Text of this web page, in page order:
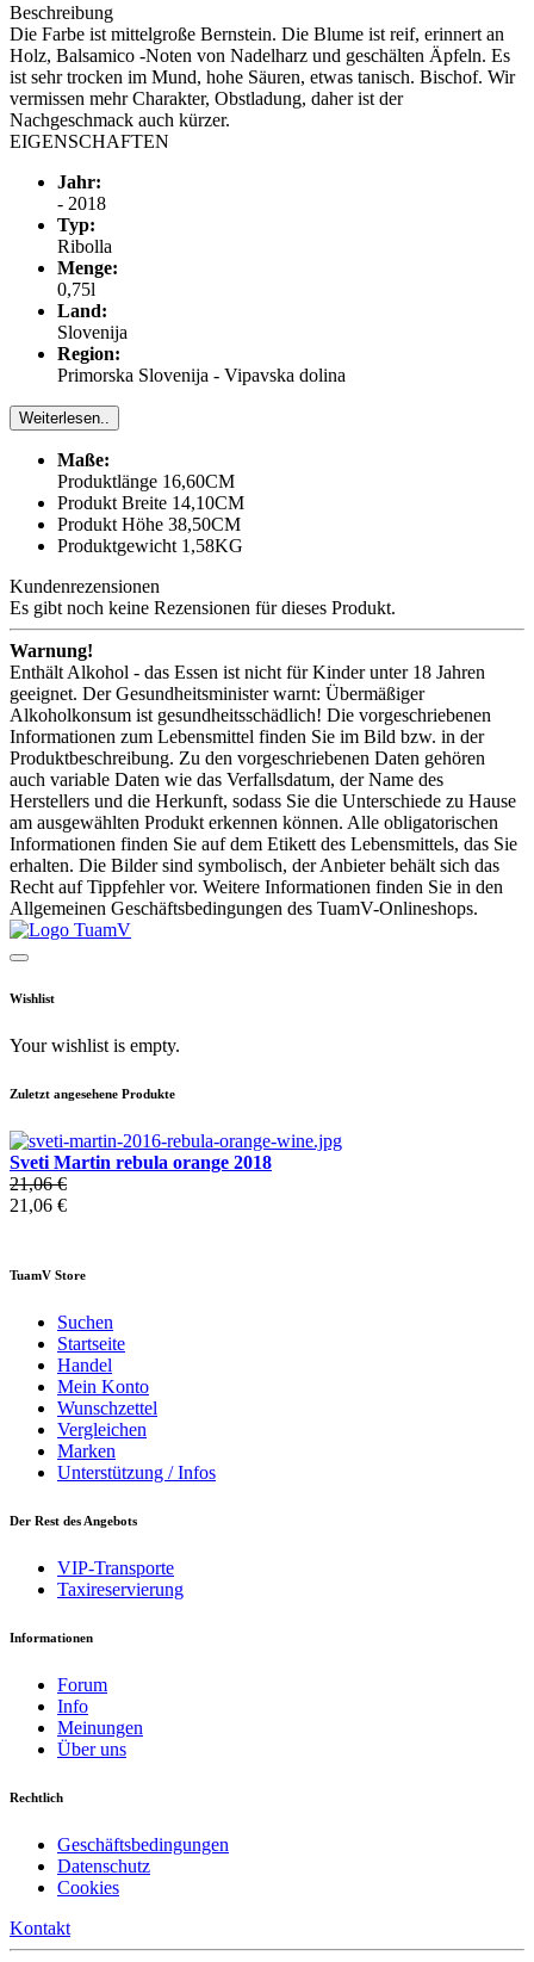
Beschreibung
Die Farbe ist mittelgroße Bernstein. Die Blume ist reif, erinnert an
Holz, Balsamico -Noten von Nadelharz und geschälten Äpfeln. Es
ist sehr trocken im Mund, hohe Säuren, etwas tanisch. Bischof. Wir
vermissen mehr Charakter, Obstladung, daher ist der
Nachgeschmack auch kürzer.
EIGENSCHAFTEN
Jahr:
- 2018
Typ:
Ribolla
Menge:
0,75l
Land:
Slovenija
Region:
Primorska Slovenija - Vipavska dolina
Weiterlesen..
Maße:
Produktlänge 16,60CM
Produkt Breite 14,10CM
Produkt Höhe 38,50CM
Produktgewicht 1,58KG
Kundenrezensionen
Es gibt noch keine Rezensionen für dieses Produkt.
Warnung!
Enthält Alkohol - das Essen ist nicht für Kinder unter 18 Jahren
geeignet. Der Gesundheitsminister warnt: Übermäßiger
Alkoholkonsum ist gesundheitsschädlich! Die vorgeschriebenen
Informationen zum Lebensmittel finden Sie im Bild bzw. in der
Produktbeschreibung. Zu den vorgeschriebenen Daten gehören
auch variable Daten wie das Verfallsdatum, der Name des
Herstellers und die Herkunft, sodass Sie die Unterschiede zu Hause
am ausgewählten Produkt erkennen können. Alle obligatorischen
Informationen finden Sie auf dem Etikett des Lebensmittels, das Sie
erhalten. Die Bilder sind symbolisch, der Anbieter behält sich das
Recht auf Tippfehler vor. Weitere Informationen finden Sie in den
Allgemeinen Geschäftsbedingungen des TuamV-Onlineshops.
Wishlist
Your wishlist is empty.
Zuletzt angesehene Produkte
Sveti Martin rebula orange 2018
21,06 €
21,06 €
TuamV Store
Suchen
Startseite
Handel
Mein Konto
Wunschzettel
Vergleichen
Marken
Unterstützung / Infos
Der Rest des Angebots
VIP-Transporte
Taxireservierung
Informationen
Forum
Info
Meinungen
Über uns
Rechtlich
Geschäftsbedingungen
Datenschutz
Cookies
Kontakt